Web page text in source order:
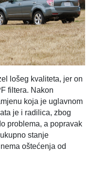
lošeg kvaliteta, jer on
filtera. Nakon
koja je uglavnom
je i radilica, zbog
problema, a popravak
stanje
oštećenja od